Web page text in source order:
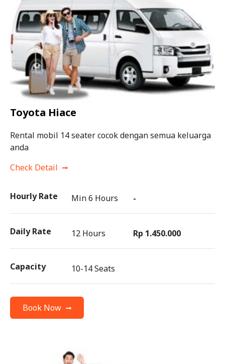
Toyota Hiace
Rental mobil 14 seater cocok dengan semua keluarga
anda
Check Detail
Hourly Rate Min 6 Hours -
Daily Rate 12 Hours Rp 1.450.000
Capacity 10-14 Seats
Book Now